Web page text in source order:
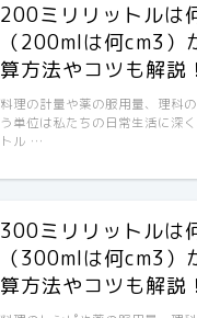
200ミリリットルは
（200mlは何cm3）
算方法やコツも解説！
料理の計量や薬の服用量、理科
う単位は私たちの日常生活に深
トル …
300ミリリットルは
（300mlは何cm3）
算方法やコツも解説！